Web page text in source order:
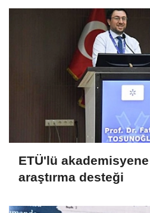
ETÜ'lü
araştırma desteği